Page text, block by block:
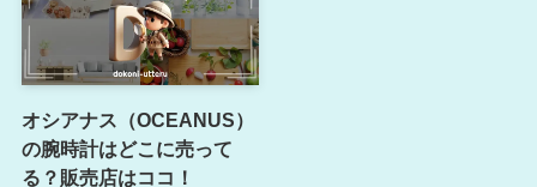
オシアナス（OCEANUS）
の腕時計はどこに売って
る？販売店はココ！